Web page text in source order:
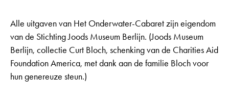
Alle uitgaven van Het Onderwater-Cabaret zijn eigendom
van de Stichting Joods Museum Berlijn. (Joods Museum
Berlijn, collectie Curt Bloch, schenking van de Charities Aid
Foundation America, met dank aan de familie Bloch voor
hun genereuze steun.)